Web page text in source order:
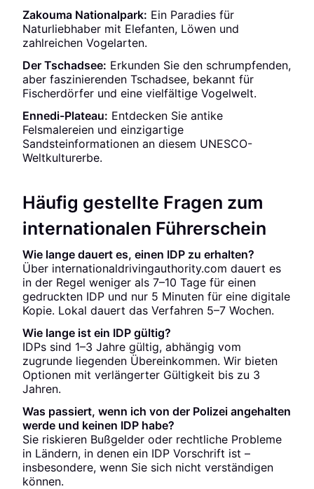
Zakouma Nationalpark: Ein Paradies für
Naturliebhaber mit Elefanten, Löwen und
zahlreichen Vogelarten.
Der Tschadsee: Erkunden Sie den schrumpfenden,
aber faszinierenden Tschadsee, bekannt für
Fischerdörfer und eine vielfältige Vogelwelt.
Ennedi-Plateau: Entdecken Sie antike
Felsmalereien und einzigartige
Sandsteinformationen an diesem UNESCO-
Weltkulturerbe.
Häufig gestellte Fragen zum
internationalen Führerschein
Wie lange dauert es, einen IDP zu erhalten?
Über internationaldrivingauthority.com dauert es
in der Regel weniger als 7–10 Tage für einen
gedruckten IDP und nur 5 Minuten für eine digitale
Kopie. Lokal dauert das Verfahren 5–7 Wochen.
Wie lange ist ein IDP gültig?
IDPs sind 1–3 Jahre gültig, abhängig vom
zugrunde liegenden Übereinkommen. Wir bieten
Optionen mit verlängerter Gültigkeit bis zu 3
Jahren.
Was passiert, wenn ich von der Polizei angehalten
werde und keinen IDP habe?
Sie riskieren Bußgelder oder rechtliche Probleme
in Ländern, in denen ein IDP Vorschrift ist –
insbesondere, wenn Sie sich nicht verständigen
können.